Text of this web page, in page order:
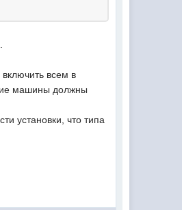
всем в
машины должны
установки, что типа